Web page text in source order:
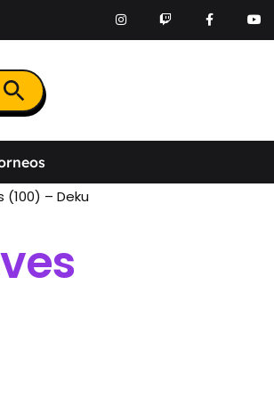
Botón de búsqueda
(100) – Deku